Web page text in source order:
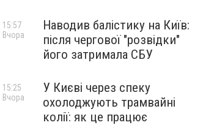
Наводив балістику на Київ:
після чергової "розвідки"
його затримала СБУ
15:57
Вчора
У Києві через спеку
охолоджують трамвайні
колії: як це працює
15:25
Вчора